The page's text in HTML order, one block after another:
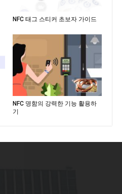
NFC 태그 스티커 초보자 가이드
NFC 명함의 강력한 기능 활용하
기